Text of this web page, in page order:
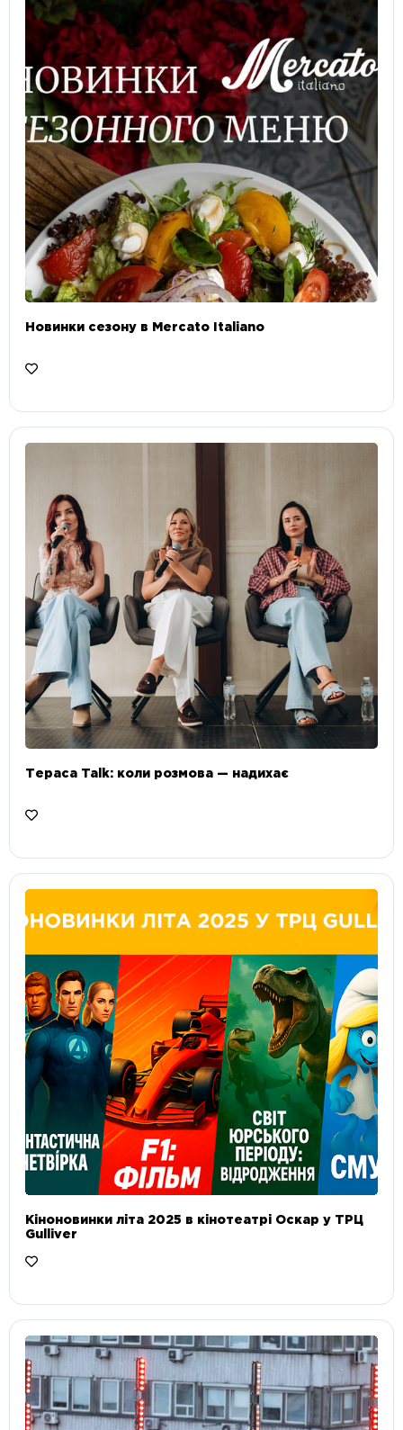
Новинки сезону в Mercato Italiano
Тераса Talk: коли розмова — надихає
Кіноновинки літа 2025 в кінотеатрі Оскар у ТРЦ
Gulliver